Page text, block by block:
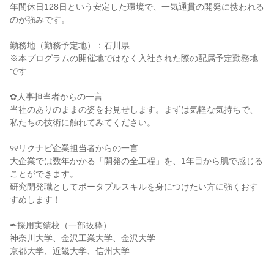
年間休日128日という安定した環境で、一気通貫の開発に携われる
のが強みです。
勤務地（勤務予定地）：石川県
※本プログラムの開催地ではなく入社された際の配属予定勤務地
です
✿人事担当者からの一言
当社のありのままの姿をお見せします。まずは気軽な気持ちで、
私たちの技術に触れてみてください。
୨୧リクナビ企業担当者からの一言
大企業では数年かかる「開発の全工程」を、1年目から肌で感じる
ことができます。
研究開発職としてポータブルスキルを身につけたい方に強くおす
すめします！
✒採用実績校（一部抜粋）
神奈川大学、金沢工業大学、金沢大学
京都大学、近畿大学、信州大学